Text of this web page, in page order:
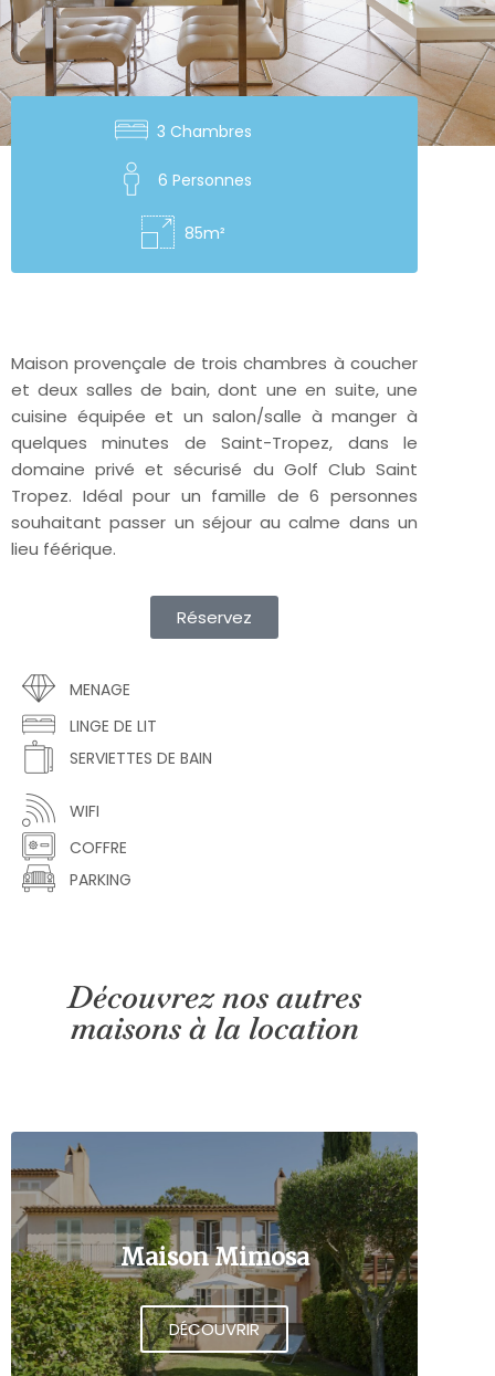
3 Chambres
6 Personnes
85m²
Maison provençale de trois chambres à coucher
et deux salles de bain, dont une en suite, une
cuisine équipée et un salon/salle à manger à
quelques minutes de Saint-Tropez, dans le
domaine privé et sécurisé du Golf Club Saint
Tropez. Idéal pour un famille de 6 personnes
souhaitant passer un séjour au calme dans un
lieu féérique.
Réservez
MENAGE
LINGE DE LIT
SERVIETTES DE BAIN
WIFI
COFFRE
PARKING
Découvrez nos autres
maisons à la location
Maison Mimosa
DÉCOUVRIR